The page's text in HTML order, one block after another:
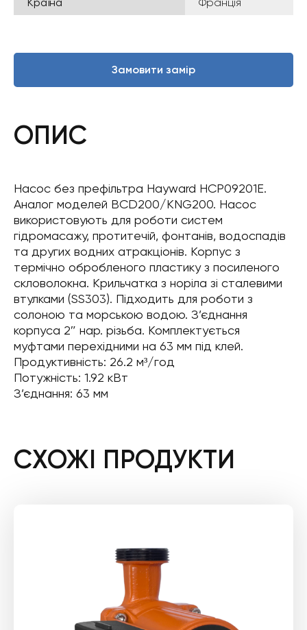
Замовити замір
ОПИС
Насос без префільтра Hayward HCP09201E.
Аналог моделей BCD200/KNG200. Насос
використовують для роботи систем
гідромасажу, протитечій, фонтанів, водоспадів
та других водних атракціонів. Корпус з
термічно обробленого пластику з посиленого
скловолокна. Крильчатка з норіла зі сталевими
втулками (SS303). Підходить для роботи з
солоною та морською водою. З’єднання
корпуса 2″ нар. різьба. Комплектується
муфтами перехідними на 63 мм під клей.
Продуктивність: 26.2 м³/год
Потужність: 1.92 кВт
З’єднання: 63 мм
СХОЖІ ПРОДУКТИ